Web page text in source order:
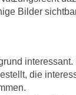
Bilder
die